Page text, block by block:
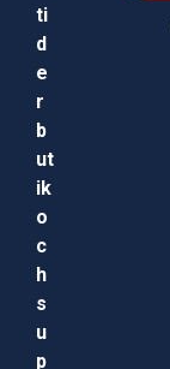
ti
d
e
r
b
ut
ik
o
c
h
s
u
p